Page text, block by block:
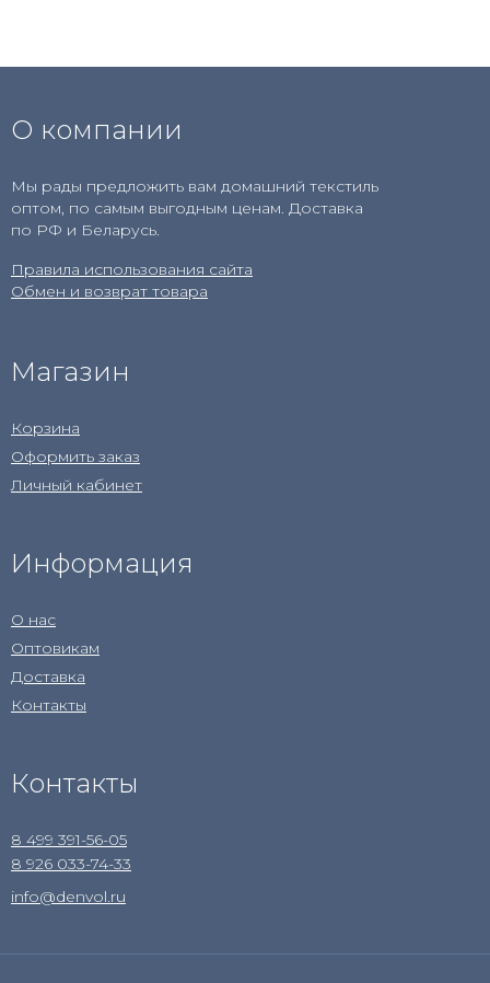
О компании
Мы рады предложить вам домашний текстиль
оптом, по самым выгодным ценам. Доставка
по РФ и Беларусь.
Правила использования сайта
Обмен и возврат товара
Магазин
Корзина
Оформить заказ
Личный кабинет
Информация
О нас
Оптовикам
Доставка
Контакты
Контакты
8 499 391-56-05
8 926 033-74-33
info@denvol.ru